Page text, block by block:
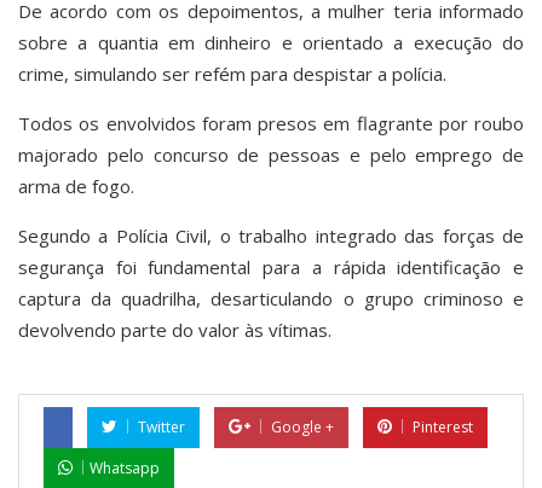
De acordo com os depoimentos, a mulher teria informado
sobre a quantia em dinheiro e orientado a execução do
crime, simulando ser refém para despistar a polícia.
Todos os envolvidos foram presos em flagrante por roubo
majorado pelo concurso de pessoas e pelo emprego de
arma de fogo.
Segundo a Polícia Civil, o trabalho integrado das forças de
segurança foi fundamental para a rápida identificação e
captura da quadrilha, desarticulando o grupo criminoso e
devolvendo parte do valor às vítimas.
Twitter Google +
Pinterest
Whatsapp